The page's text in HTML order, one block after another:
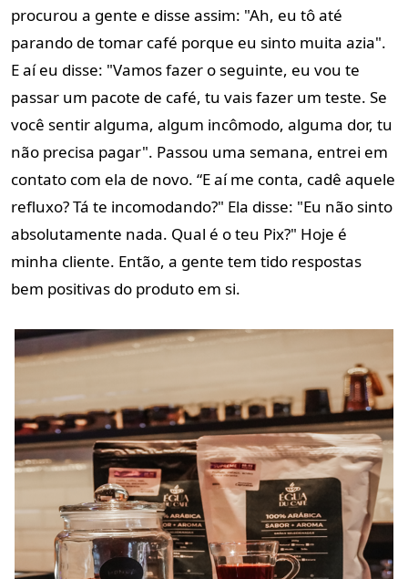
procurou a gente e disse assim: "Ah, eu tô até
parando de tomar café porque eu sinto muita azia".
E aí eu disse: "Vamos fazer o seguinte, eu vou te
passar um pacote de café, tu vais fazer um teste. Se
você sentir alguma, algum incômodo, alguma dor, tu
não precisa pagar". Passou uma semana, entrei em
contato com ela de novo. “E aí me conta, cadê aquele
refluxo? Tá te incomodando?" Ela disse: "Eu não sinto
absolutamente nada. Qual é o teu Pix?" Hoje é
minha cliente. Então, a gente tem tido respostas
bem positivas do produto em si.